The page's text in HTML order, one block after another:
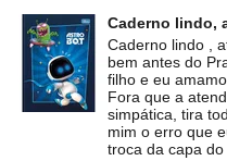
Caderno lindo,
Caderno lindo ,
bem antes do
filho e eu
Fora que a
simpática, tira
mim o erro que
troca da capa